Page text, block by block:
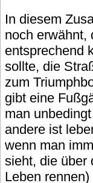
In diesem
noch erwähnt,
entsprechend
sollte, die
zum
gibt eine
man
andere ist
wenn man
sieht, die über
Leben rennen)